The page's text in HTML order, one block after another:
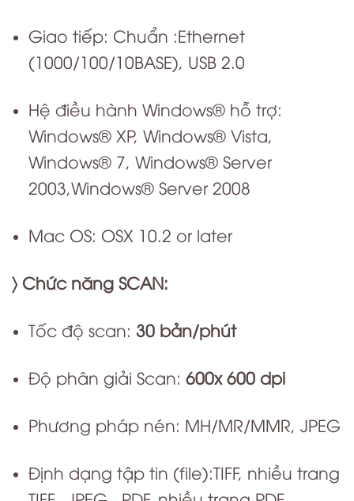
Giao tiếp: Chuẩn :Ethernet
(1000/100/10BASE), USB 2.0
Hệ điều hành Windows® hỗ trợ:
Windows® XP, Windows® Vista,
Windows® 7, Windows® Server
2003,Windows® Server 2008
Mac OS: OSX 10.2 or later
〉 Chức năng SCAN:
Tốc độ scan: 30 bản/phút
Độ phân giải Scan: 600x 600 dpi
Phương pháp nén: MH/MR/MMR, JPEG
Định dạng tập tin (file):TIFF, nhiều trang